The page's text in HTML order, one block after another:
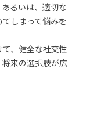
るいは、適切な
しまって悩みを
、健全な社交性
来の選択肢が広